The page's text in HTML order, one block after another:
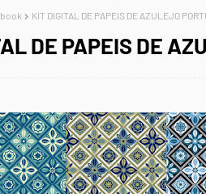
KIT DIGITAL DE PAPEIS DE AZULEJO
DE PAPEIS DE